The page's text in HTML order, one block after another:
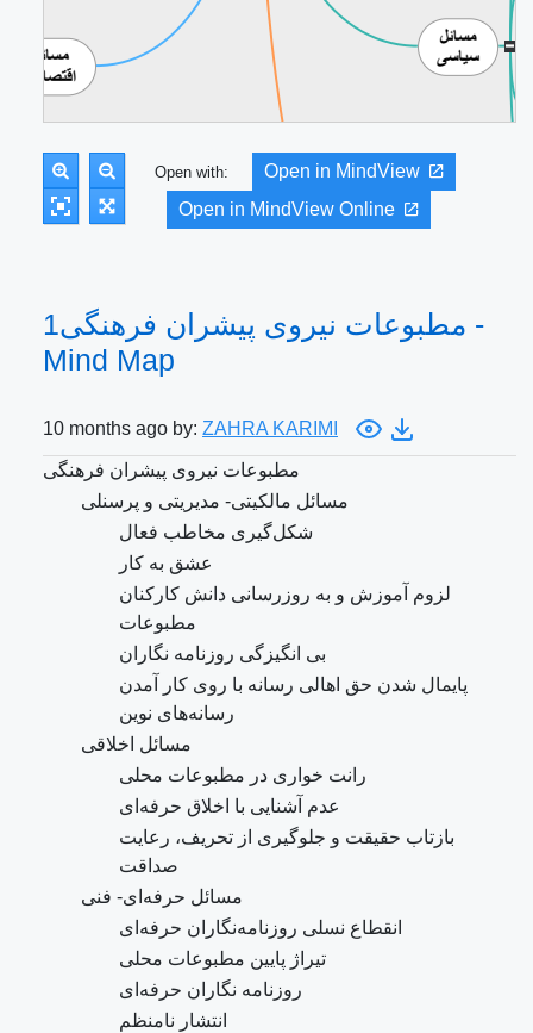
Open with:
Open in MindView
Open in MindView Online
مطبوعات نیروی پیشران فرهنگی1 -
Mind Map
10 months ago by: ZAHRA KARIMI
مطبوعات نیروی پیشران فرهنگی
مسائل مالکیتی- مدیریتی و پرسنلی
شکل‌گیری مخاطب فعال
عشق به کار
لزوم آموزش و به روزرسانی دانش کارکنان
مطبوعات
بی انگیزگی روزنامه نگاران
پایمال شدن حق اهالی رسانه با روی کار آمدن
رسانه‌های نوین
مسائل اخلاقی
رانت خواری در مطبوعات محلی
عدم آشنایی با اخلاق حرفه‌ای
بازتاب حقیقت و جلوگیری از تحریف، رعایت
صداقت
مسائل حرفه‌ای- فنی
انقطاع نسلی روزنامه‌نگاران حرفه‌ای
تیراژ پایین مطبوعات محلی
روزنامه نگاران حرفه‌ای
انتشار نامنظم